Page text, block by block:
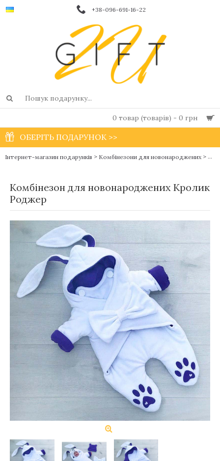
+38-096-691-16-22
0 товар (товарів) - 0 грн
ОБЕРІТЬ ПОДАРУНОК >>
Інтернет-магазин подарунків > Комбінезони для новонароджених >
Комбінезон для новонароджених Кролик
Роджер